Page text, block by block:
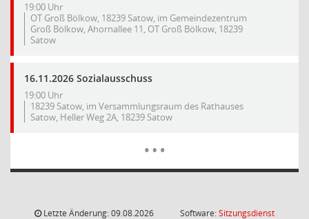
19:00 Uhr
OT Groß Bölkow, 18239 Satow, im Gemeindezentrum
Groß Bölkow, Ahornallee 11, OT Groß Bölkow, 18239
Satow
16.11.2026 Sozialausschuss
19:00 Uhr
18239 Satow, im Versammlungsraum des Rathauses
Satow, Heller Weg 2A, 18239 Satow
…
Letzte Änderung: 09.08.2026 Software:Sitzungsdienst